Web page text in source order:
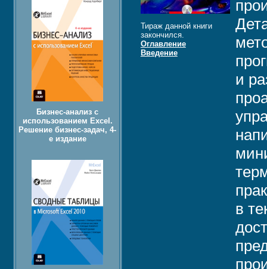
Тираж данной книги
закончился.
Оглавление
Введение
и
в
Бизнес-анализ с
использованием Excel.
Решение бизнес-задач, 4-
е издание